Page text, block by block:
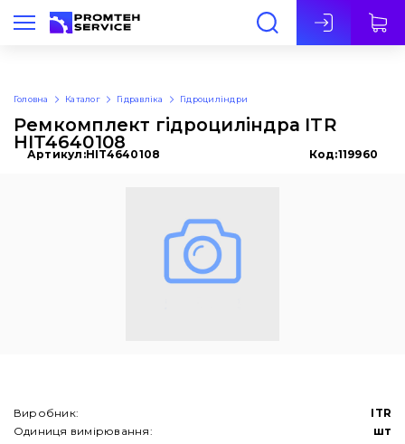
Укр
Головна Каталог Гідравліка Гідроциліндри
Ремкомплект гідроциліндра ITR
HIT4640108
Артикул:HIT4640108 Код:119960
Виробник:
ITR
Одиниця вимірювання:
шт